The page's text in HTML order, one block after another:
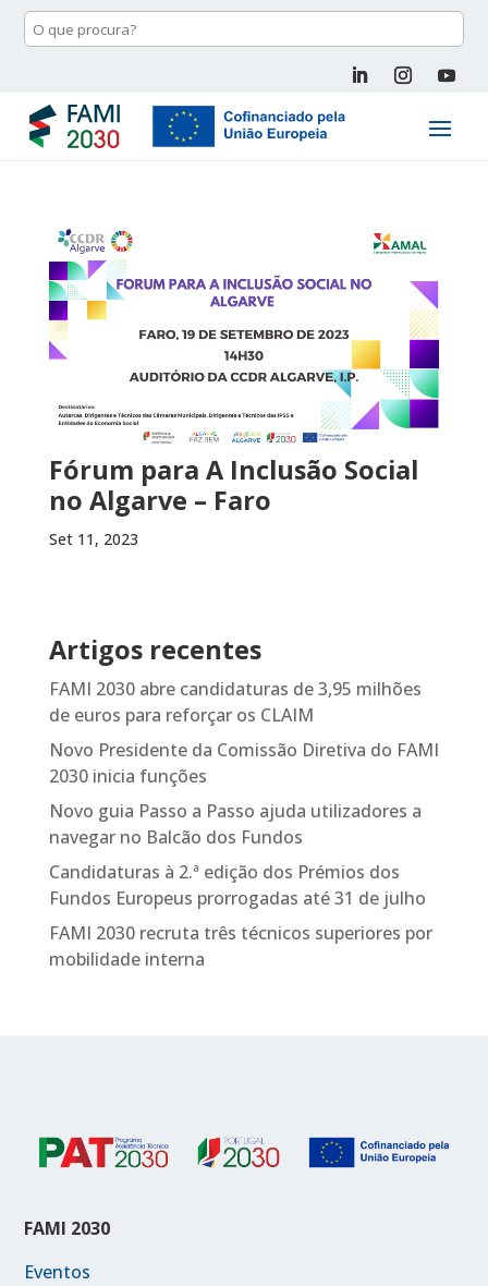
Fórum para A Inclusão Social
no Algarve – Faro
Set 11, 2023
Artigos recentes
FAMI 2030 abre candidaturas de 3,95 milhões
de euros para reforçar os CLAIM
Novo Presidente da Comissão Diretiva do FAMI
2030 inicia funções
Novo guia Passo a Passo ajuda utilizadores a
navegar no Balcão dos Fundos
Candidaturas à 2.ª edição dos Prémios dos
Fundos Europeus prorrogadas até 31 de julho
FAMI 2030 recruta três técnicos superiores por
mobilidade interna
FAMI 2030
Eventos